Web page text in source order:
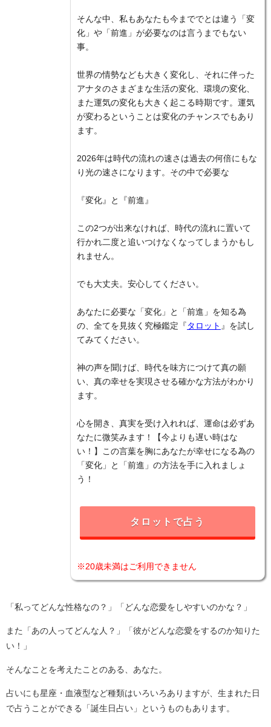
そんな中、私もあなたも今まででとは違う「変
化」や「前進」が必要なのは言うまでもない
事。
世界の情勢なども大きく変化し、それに伴った
アナタのさまざまな生活の変化、環境の変化、
また運気の変化も大きく起こる時期です。運気
が変わるということは変化のチャンスでもあり
ます。
2026年は時代の流れの速さは過去の何倍にもな
り光の速さになります。その中で必要な
『変化』と『前進』
この2つが出来なければ、時代の流れに置いて
行かれ二度と追いつけなくなってしまうかもし
れません。
でも大丈夫。安心してください。
あなたに必要な「変化」と「前進」を知る為
の、全てを見抜く究極鑑定『 タロット 』を試し
てみてください。
神の声を聞けば、時代を味方につけて真の願
い、真の幸せを実現させる確かな方法がわかり
ます。
心を開き、真実を受け入れれば、運命は必ずあ
なたに微笑みます！【今よりも遅い時はな
い！】この言葉を胸にあなたが幸せになる為の
「変化」と「前進」の方法を手に入れましょ
う！
タロットで占う
※20歳未満はご利用できません
「私ってどんな性格なの？」「どんな恋愛をしやすいのかな？」
また「あの人ってどんな人？」「彼がどんな恋愛をするのか知りた
い！」
そんなことを考えたことのある、あなた。
占いにも星座・血液型など種類はいろいろありますが、生まれた日
で占うことができる「誕生日占い」というものもあります。